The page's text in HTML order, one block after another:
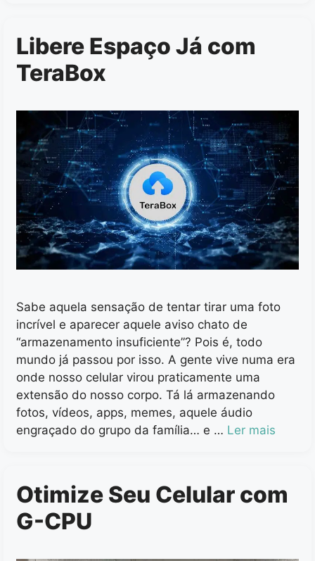
Libere Espaço Já com
TeraBox
Sabe aquela sensação de tentar tirar uma foto
incrível e aparecer aquele aviso chato de
“armazenamento insuficiente”? Pois é, todo
mundo já passou por isso. A gente vive numa era
onde nosso celular virou praticamente uma
extensão do nosso corpo. Tá lá armazenando
fotos, vídeos, apps, memes, aquele áudio
engraçado do grupo da família… e … Ler mais
Otimize Seu Celular com
G-CPU